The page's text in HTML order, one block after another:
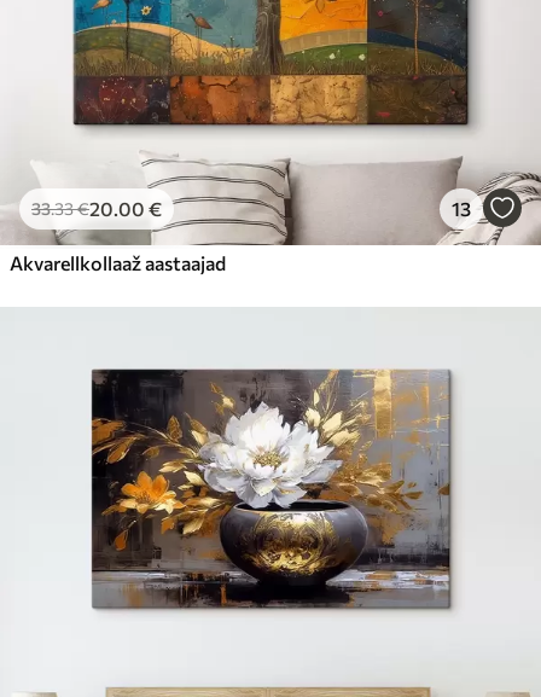
33.33€20.00 € 13
Akvarellkollaaž aastaajad